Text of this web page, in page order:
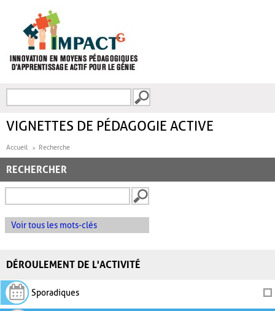
FORMULAIRE DE
VIGNETTES DE PÉDAGOGIE ACTIVE
Accueil Recherche
RECHERCHER
Voir tous les mots-clés
DÉROULEMENT DE L'ACTIVITÉ
Sporadiques